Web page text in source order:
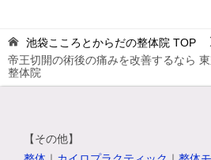
池袋こころとからだの整体院 TOP
帝王切開の術後の痛みを改善するなら
整体院
【その他】